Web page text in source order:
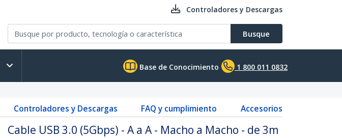
Controladores y Descargas
Busque
Base de Conocimiento 1 800 011 0832
Controladores y Descargas FAQ y cumplimiento Accesorios
Cable USB 3.0 (5Gbps) - A a A - Macho a Macho - de 3m